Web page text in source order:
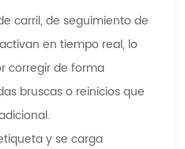
carril, de seguimiento de
en tiempo real, lo
corregir de forma
bruscas o reinicios que
y se carga